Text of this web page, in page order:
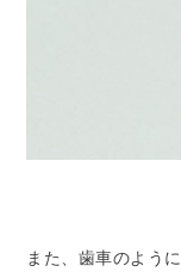
また、歯車のよう